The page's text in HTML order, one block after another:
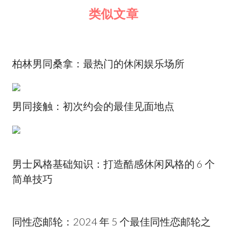
类似文章
柏林男同桑拿：最热门的休闲娱乐场所
男同接触：初次约会的最佳见面地点
男士风格基础知识：打造酷感休闲风格的 6 个
简单技巧
同性恋邮轮：2024 年 5 个最佳同性恋邮轮之